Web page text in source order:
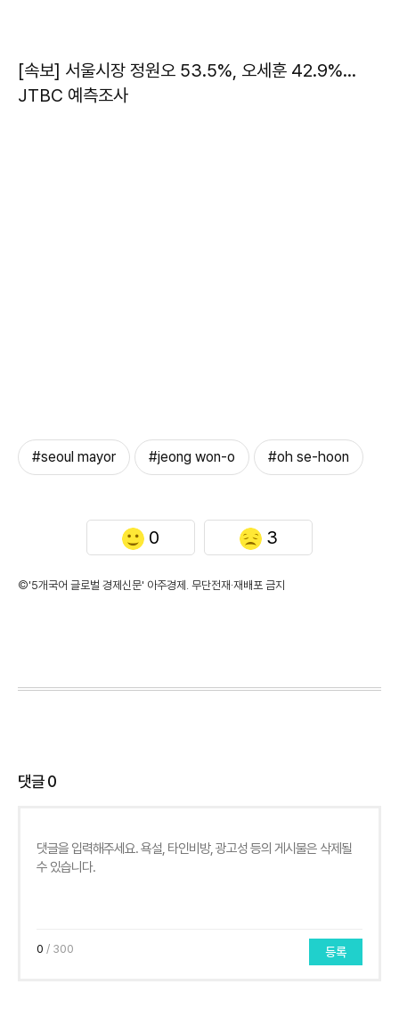
[속보] 서울시장 정원오 53.5%, 오세훈 42.9%…
JTBC 예측조사
#seoul mayor #jeong won-o #oh se-hoon
0 3
©'5개국어 글로벌 경제신문' 아주경제. 무단전재·재배포 금지
댓글0
0 / 300 등록